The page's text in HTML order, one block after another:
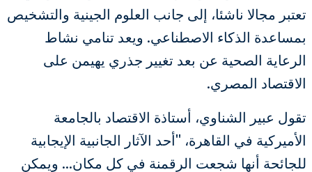
تعتبر مجالا ناشئا، إلى جانب العلوم الجينية والتشخيص
بمساعدة الذكاء الاصطناعي. ويعد تنامي نشاط
الرعاية الصحية عن بعد تغيير جذري يهيمن على
الاقتصاد المصري.
تقول عبير الشناوي، أستاذة الاقتصاد بالجامعة
الأميركية في القاهرة، "أحد الآثار الجانبية الإيجابية
للجائحة أنها شجعت الرقمنة في كل مكان... ويمكن